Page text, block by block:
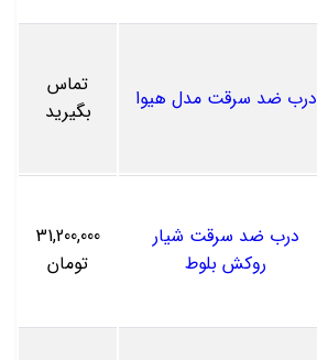
درب ضد سرقت مدل هیوا
تماس
بگیرید
درب ضد سرقت شیار
روکش بلوط
31,200,000
تومان